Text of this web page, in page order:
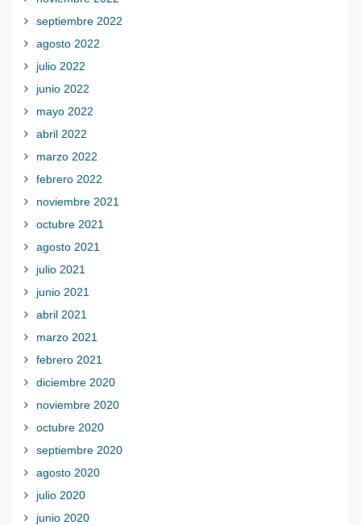
septiembre 2022
agosto 2022
julio 2022
junio 2022
mayo 2022
abril 2022
marzo 2022
febrero 2022
noviembre 2021
octubre 2021
agosto 2021
julio 2021
junio 2021
abril 2021
marzo 2021
febrero 2021
diciembre 2020
noviembre 2020
octubre 2020
septiembre 2020
agosto 2020
julio 2020
junio 2020